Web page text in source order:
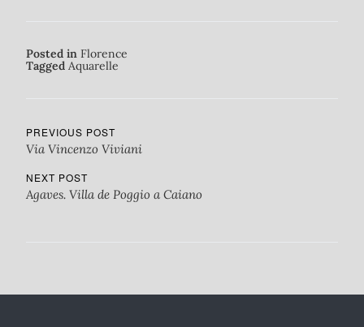
Posted in Florence
Tagged Aquarelle
PREVIOUS POST
Via Vincenzo Viviani
NEXT POST
Agaves. Villa de Poggio a Caiano